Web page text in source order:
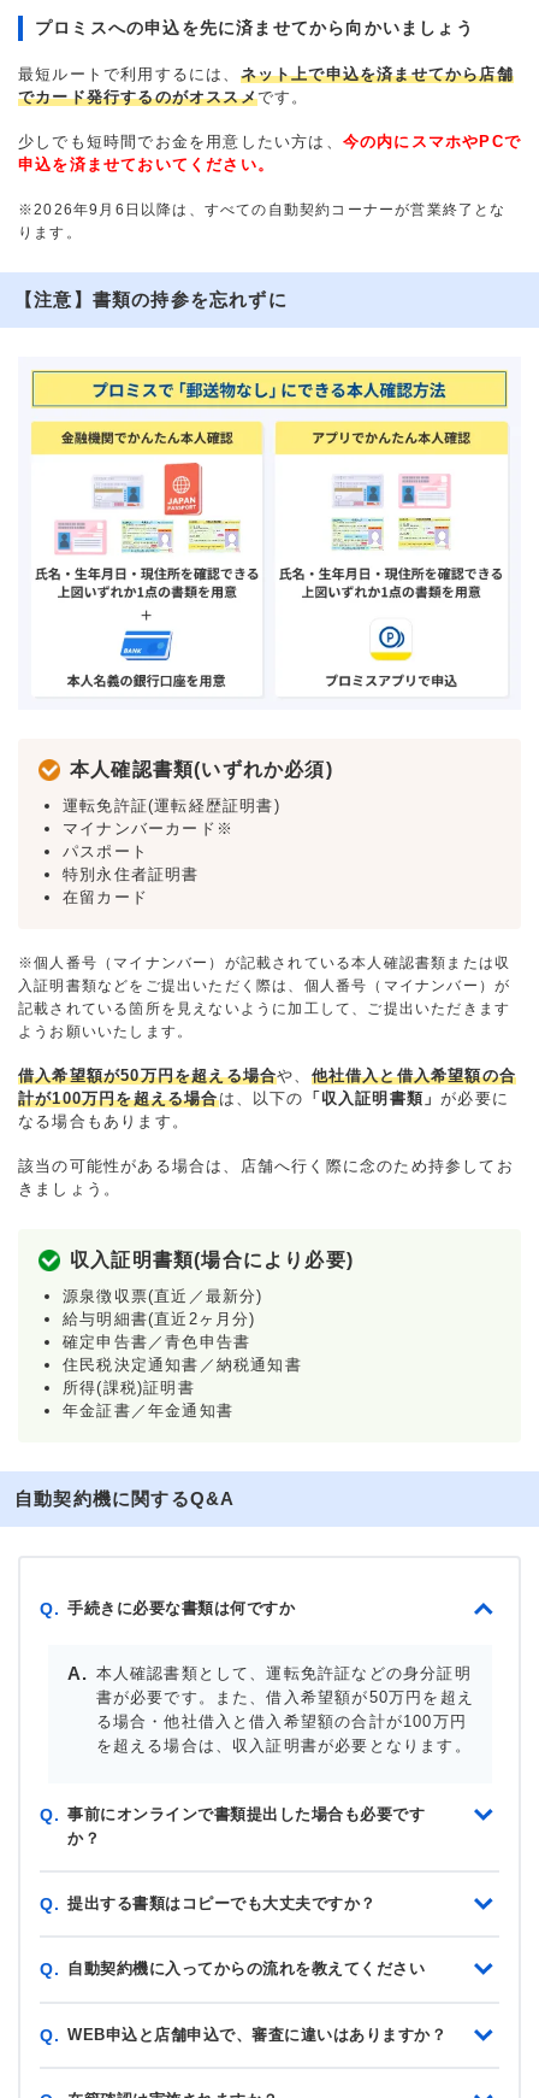
プロミスへの申込を先に済ませてから向かいましょう
最短ルートで利用するには、 ネット上で申込を済ませてから店舗
でカード発行するのがオススメです。
少しでも短時間でお金を用意したい方は、 今の内にスマホやPCで
申込を済ませておいてください。
※2026年9月6日以降は、すべての自動契約コーナーが営業終了とな
ります。
【注意】書類の持参を忘れずに
本人確認書類(いずれか必須)
運転免許証(運転経歴証明書)
マイナンバーカード※
パスポート
特別永住者証明書
在留カード
※個人番号（マイナンバー）が記載されている本人確認書類または収
入証明書類などをご提出いただく際は、個人番号（マイナンバー）が
記載されている箇所を見えないように加工して、ご提出いただきます
ようお願いいたします。
借入希望額が50万円を超える場合や、 他社借入と借入希望額の合
計が100万円を超える場合は、以下の 「収入証明書類」が必要に
なる場合もあります。
該当の可能性がある場合は、店舗へ行く際に念のため持参してお
きましょう。
収入証明書類(場合により必要)
源泉徴収票(直近／最新分)
給与明細書(直近2ヶ月分)
確定申告書／青色申告書
住民税決定通知書／納税通知書
所得(課税)証明書
年金証書／年金通知書
自動契約機に関するQ&A
Q. 手続きに必要な書類は何ですか
本人確認書類として、運転免許証などの身分証明
書が必要です。また、借入希望額が50万円を超え
る場合・他社借入と借入希望額の合計が100万円
を超える場合は、収入証明書が必要となります。
Q. 事前にオンラインで書類提出した場合も必要です
か？
Q. 提出する書類はコピーでも大丈夫ですか？
Q. 自動契約機に入ってからの流れを教えてください
Q. WEB申込と店舗申込で、審査に違いはありますか？